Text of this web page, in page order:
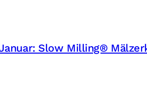
Slow Milling®